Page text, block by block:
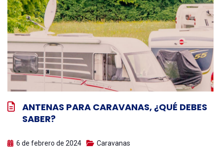
ANTENAS PARA CARAVANAS, ¿QUÉ DEBES
SABER?
6 de febrero de 2024 Caravanas